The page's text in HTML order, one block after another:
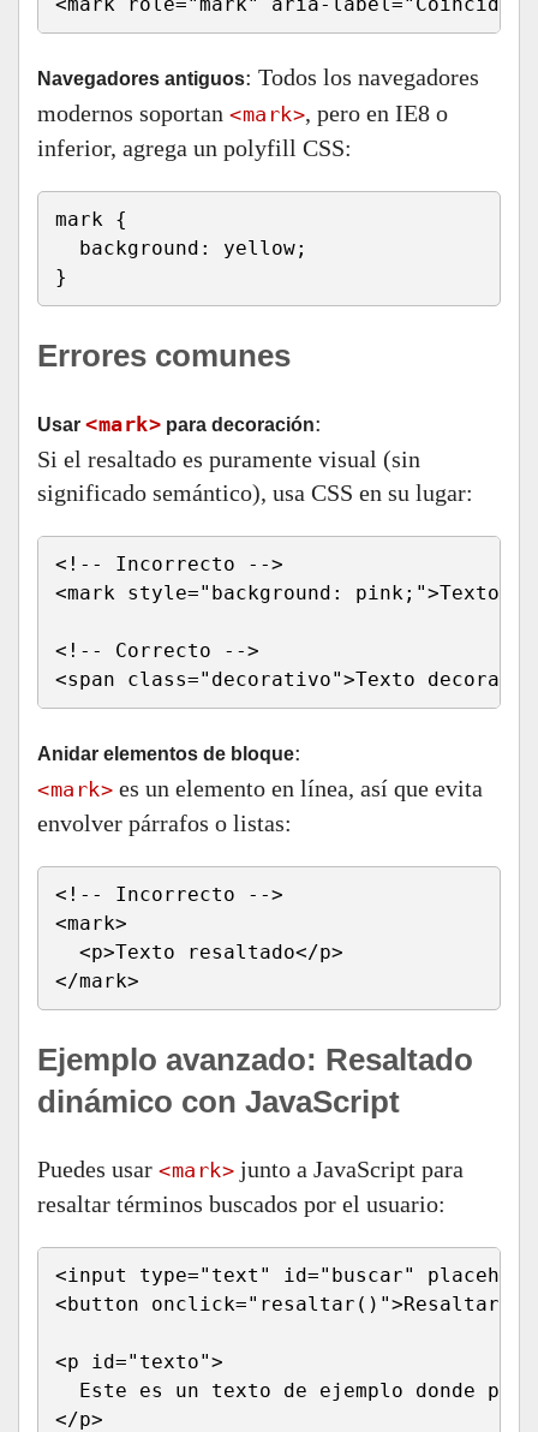
Navegadores antiguos: Todos los navegadores
modernos soportan <mark>, pero en IE8 o
inferior, agrega un polyfill CSS:
mark {
  background: yellow;
}
Errores comunes
Usar <mark> para decoración:
Si el resaltado es puramente visual (sin
significado semántico), usa CSS en su lugar:
<!-- Incorrecto -->
<mark style="background: pink;">Texto
<!-- Correcto -->
<span class="decorativo">Texto
Anidar elementos de bloque:
<mark> es un elemento en línea, así que evita
envolver párrafos o listas:
<!-- Incorrecto -->
<mark>
  <p>Texto resaltado</p>
</mark>
Ejemplo avanzado: Resaltado
dinámico con JavaScript
Puedes usar <mark> junto a JavaScript para
resaltar términos buscados por el usuario:
<input type="text" id="buscar"
<button onclick="resaltar()">Resaltar</
<p id="texto">
Este es un texto de ejemplo donde
</p>